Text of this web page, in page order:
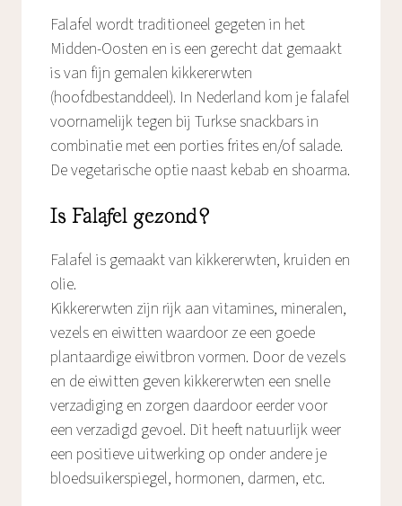
Falafel wordt traditioneel gegeten in het
Midden-Oosten en is een gerecht dat gemaakt
is van fijn gemalen kikkererwten
(hoofdbestanddeel). In Nederland kom je falafel
voornamelijk tegen bij Turkse snackbars in
combinatie met een porties frites en/of salade.
De vegetarische optie naast kebab en shoarma.
Is Falafel gezond?
Falafel is gemaakt van kikkererwten, kruiden en
olie.
Kikkererwten zijn rijk aan vitamines, mineralen,
vezels en eiwitten waardoor ze een goede
plantaardige eiwitbron vormen. Door de vezels
en de eiwitten geven kikkererwten een snelle
verzadiging en zorgen daardoor eerder voor
een verzadigd gevoel. Dit heeft natuurlijk weer
een positieve uitwerking op onder andere je
bloedsuikerspiegel, hormonen, darmen, etc.